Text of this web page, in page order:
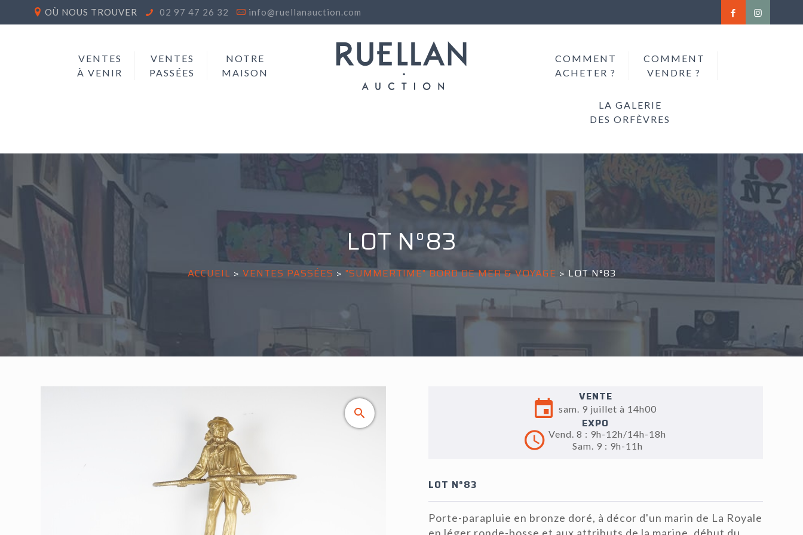
OÙ NOUS TROUVER 02 97 47 26 32 info@ruellanauction.com
VENTES
À VENIR
VENTES
PASSÉES
NOTRE
MAISON
COMMENT
ACHETER ?
COMMENT
VENDRE ?
LA GALERIE
DES ORFÈVRES
LOT N°83
ACCUEIL > VENTES PASSÉES > "SUMMERTIME" BORD DE MER & VOYAGE > LOT N°83
VENTE
sam. 9 juillet à 14h00
EXPO
Vend. 8 : 9h-12h/14h-18h
Sam. 9 : 9h-11h
LOT N°83
Porte-parapluie en bronze doré, à décor d'un marin de La Royale